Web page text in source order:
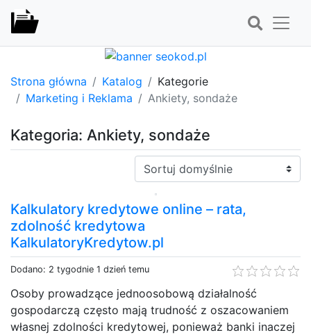
Strona główna Katalog
Kategorie
Marketing i Reklama
Ankiety, sondaże
Kategoria: Ankiety, sondaże
Sortuj:
Kalkulatory kredytowe online – rata,
zdolność kredytowa
KalkulatoryKredytow.pl
Dodano: 2 tygodnie 1 dzień temu
Osoby prowadzące jednoosobową działalność
gospodarczą często mają trudność z oszacowaniem
własnej zdolności kredytowej, ponieważ banki inaczej